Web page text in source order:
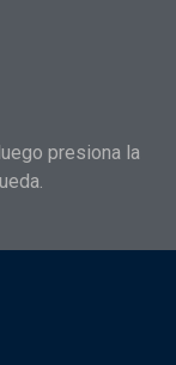
presiona la